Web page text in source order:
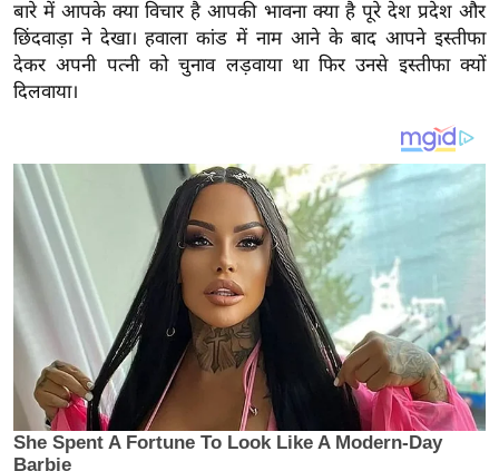
खे
ल
क्रि
I
P
L
0
6
क्रा
इ
म
बारे में आपके क्या विचार है आपकी भावना क्या है पूरे देश प्रदेश और
छिंदवाड़ा ने देखा। हवाला कांड में नाम आने के बाद आपने इस्तीफा
देकर अपनी पत्नी को चुनाव लड़वाया था फिर उनसे इस्तीफा क्यों
दिलवाया।